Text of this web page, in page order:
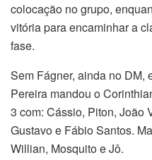
colocação no grupo,
vitória para encaminhar a
fase.
Sem Fágner, ainda no DM,
Pereira mandou o
3 com: Cássio, Piton, João
Gustavo e Fábio Santos.
Willian, Mosquito e Jô.